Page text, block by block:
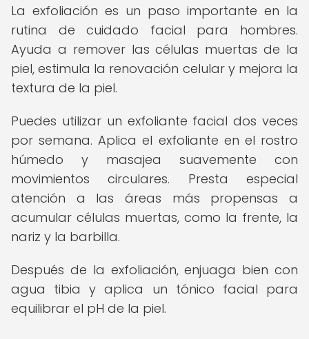
La exfoliación es un paso importante en la
rutina de cuidado facial para hombres.
Ayuda a remover las células muertas de la
piel, estimula la renovación celular y mejora la
textura de la piel.
Puedes utilizar un exfoliante facial dos veces
por semana. Aplica el exfoliante en el rostro
húmedo y masajea suavemente con
movimientos circulares. Presta especial
atención a las áreas más propensas a
acumular células muertas, como la frente, la
nariz y la barbilla.
Después de la exfoliación, enjuaga bien con
agua tibia y aplica un tónico facial para
equilibrar el pH de la piel.